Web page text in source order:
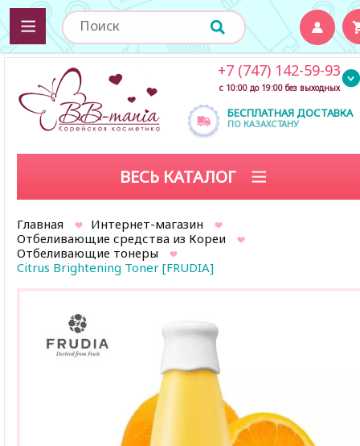
БЕСПЛАТНАЯ ДОСТАВКА
ПО КАЗАХСТАНУ
+7 (747) 142-59-93
с 10:00 до 19:00 без выходных
ВЕСЬ КАТАЛОГ
Главная
Интернет-магазин
Отбеливающие средства из Кореи
Отбеливающие тонеры
Citrus Brightening Toner [FRUDIA]